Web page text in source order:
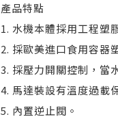
產品特點
1. 水機本體採用工程塑
2. 採歐美進口食用容器
3. 採壓力開關控制，當
4. 馬達裝設有溫度過載
5. 內置逆止閥。